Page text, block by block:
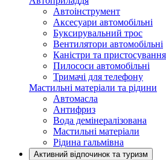
Автоінструмент
Аксесуари автомобільні
Буксирувальний трос
Вентилятори автомобільні
Каністри та
Пилососи автомобільні
Тримачі для телефону
Мастильні матеріали та рідини
Автомасла
Антифриз
Вода демінералізована
Мастильні матеріали
Рідина гальмівна
Активний відпочинок та туризм